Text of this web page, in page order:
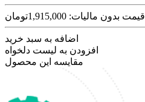
قیمت بدون مالیات: 1,915,000تومان
اضافه به سبد خرید
افزودن به لیست دلخواه
مقایسه این محصول